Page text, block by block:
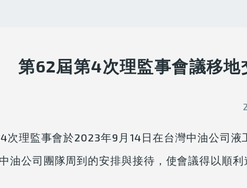
第62屆第4次理監事會議移
次理監事會於2023年9月14日在台灣中油公司液
油公司團隊周到的安排與接待，使會議得以順